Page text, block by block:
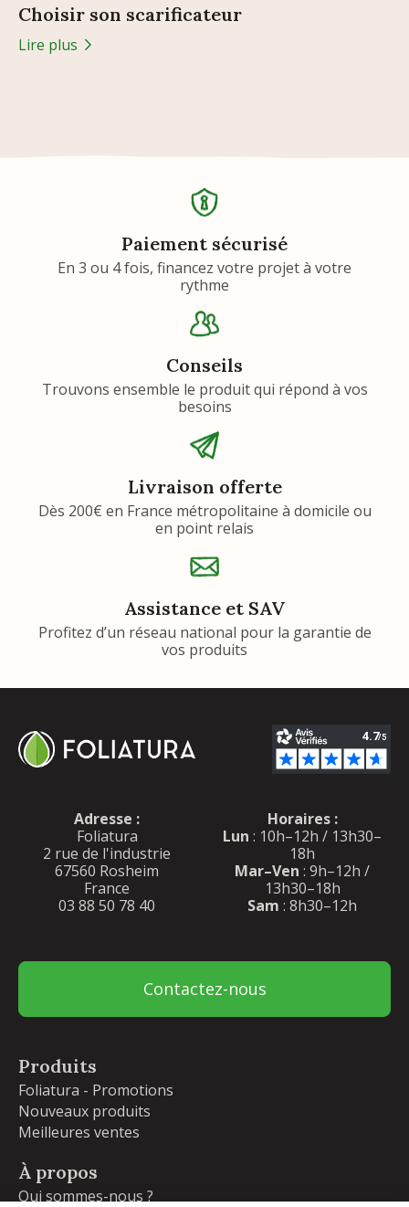
Choisir son scarificateur
Lire plus
Paiement sécurisé
En 3 ou 4 fois, financez votre projet à votre
rythme
Conseils
Trouvons ensemble le produit qui répond à vos
besoins
Livraison offerte
Dès 200€ en France métropolitaine à domicile ou
en point relais
Assistance et SAV
Profitez d’un réseau national pour la garantie de
vos produits
Adresse :
Foliatura
2 rue de l'industrie
67560 Rosheim
France
03 88 50 78 40
Horaires :
Lun : 10h–12h / 13h30–
18h
Mar–Ven : 9h–12h /
13h30–18h
Sam : 8h30–12h
Contactez-nous
Produits
Foliatura - Promotions
Nouveaux produits
Meilleures ventes
À propos
Qui sommes-nous ?